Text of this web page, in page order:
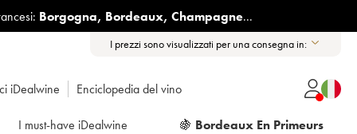
Borgogna, Bordeaux, Champagne...
I prezzi sono visualizzati per una consegna in:
iDealwine Enciclopedia del vino
I must-have iDealwine 🍇 Bordeaux En Primeurs